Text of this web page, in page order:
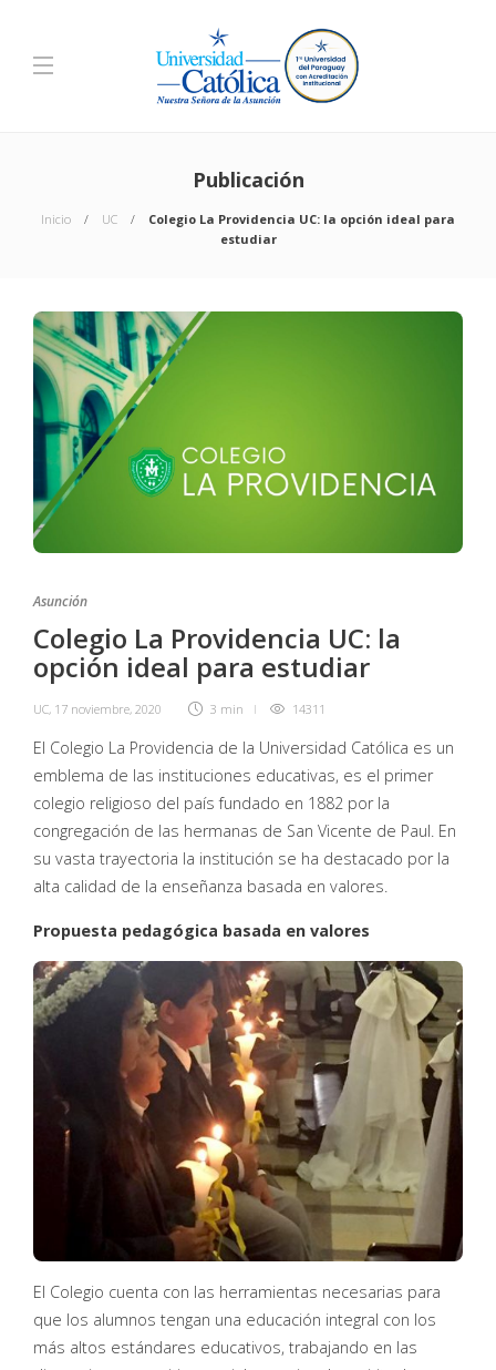
Publicación
Inicio UC
Colegio La Providencia UC: la opción ideal para
estudiar
Asunción
Colegio La Providencia UC: la
opción ideal para estudiar
UC, 17 noviembre, 2020 3 min 14311
El Colegio La Providencia de la Universidad Católica es un
emblema de las instituciones educativas, es el primer
colegio religioso del país fundado en 1882 por la
congregación de las hermanas de San Vicente de Paul. En
su vasta trayectoria la institución se ha destacado por la
alta calidad de la enseñanza basada en valores.
Propuesta pedagógica basada en valores
El Colegio cuenta con las herramientas necesarias para
que los alumnos tengan una educación integral con los
más altos estándares educativos, trabajando en las